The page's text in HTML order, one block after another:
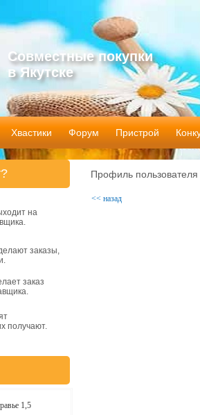
Совместные покупки
в Якутске
Хвастики Форум Пристрой
Профиль
<< назад
на
заказы,
заказ
получают.
1,5